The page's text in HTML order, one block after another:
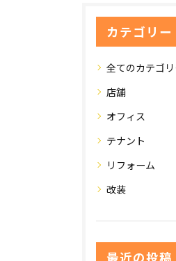
カテゴリー
全てのカテゴ
店舗
オフィス
テナント
リフォーム
改装
最近の投稿